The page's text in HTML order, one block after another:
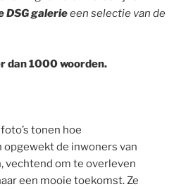
DSG galerieeen selectie van de
dan 1000 woorden.
tonen hoe
opgewekt de inwoners van
vechtend om te overleven
een mooie toekomst. Ze